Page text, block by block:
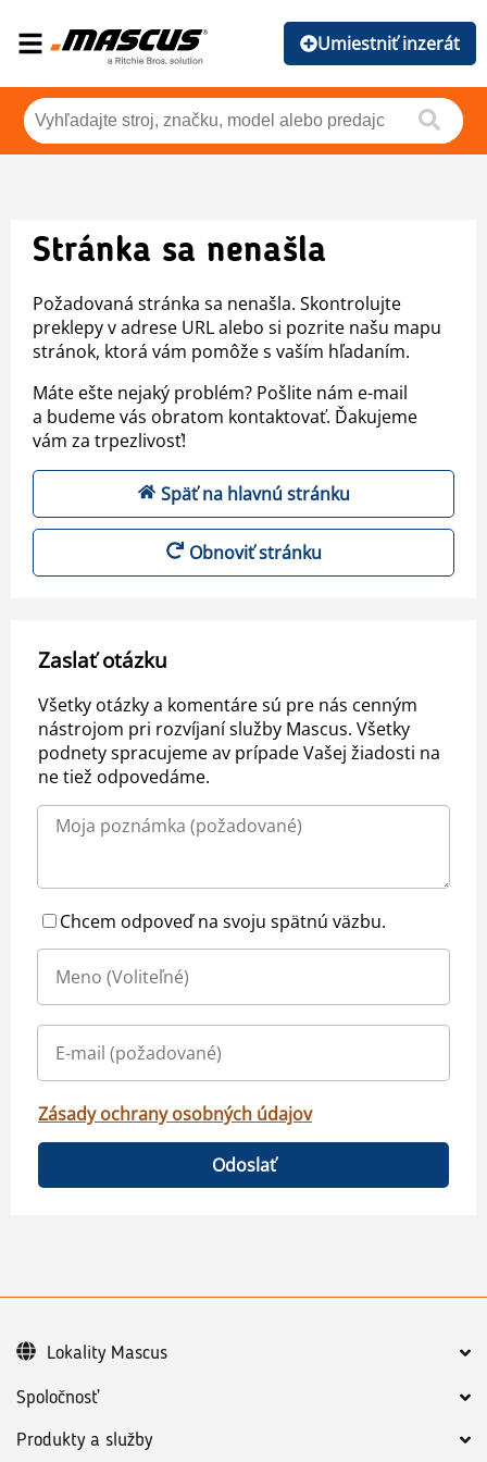
Umiestniť inzerát
Stránka sa nenašla
Požadovaná stránka sa nenašla. Skontrolujte
preklepy v adrese URL alebo si pozrite našu mapu
stránok, ktorá vám pomôže s vaším hľadaním.
Máte ešte nejaký problém? Pošlite nám e-mail
a budeme vás obratom kontaktovať. Ďakujeme
vám za trpezlivosť!
Späť na hlavnú stránku
Obnoviť stránku
Zaslať otázku
Všetky otázky a komentáre sú pre nás cenným
nástrojom pri rozvíjaní služby Mascus. Všetky
podnety spracujeme av prípade Vašej žiadosti na
ne tiež odpovedáme.
Chcem odpoveď na svoju spätnú väzbu.
Zásady ochrany osobných údajov
Odoslať
Spoločnosť
Produkty a služby
Lokality Mascus